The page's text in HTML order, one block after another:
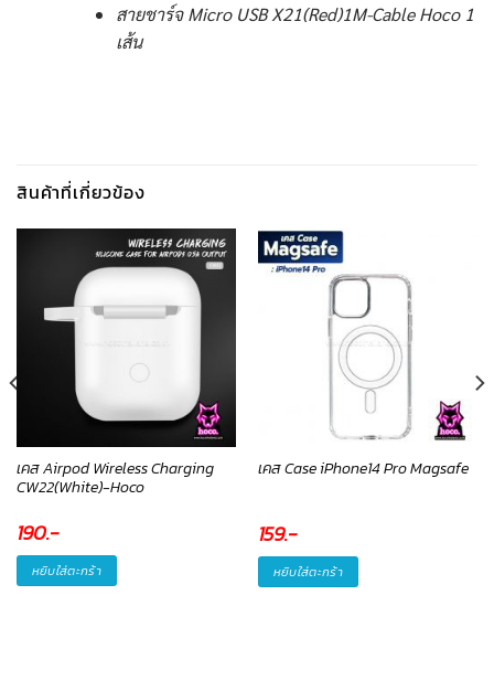
สายชาร์จ Micro USB X21(Red)1M-Cable Hoco 1
เส้น
สินค้าที่เกี่ยวข้อง
เคส Airpod Wireless Charging
CW22(White)-Hoco
190.-
หยิบใส่ตะกร้า
เคส Case iPhone14 Pro Magsafe
159.-
หยิบใส่ตะกร้า